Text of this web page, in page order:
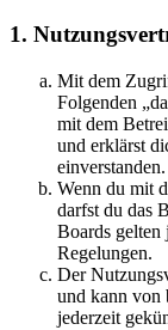
1.
Mit dem
Folgenden
mit dem
und erklärst
einverstanden.
Wenn du mit
darfst du das
Boards gelten
Regelungen.
Der
und kann von
jederzeit